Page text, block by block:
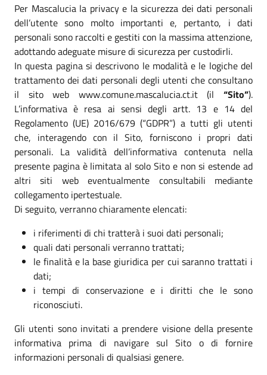
Per Mascalucia la privacy e la sicurezza dei dati personali
dell’utente sono molto importanti e, pertanto, i dati
personali sono raccolti e gestiti con la massima attenzione,
adottando adeguate misure di sicurezza per custodirli.
In questa pagina si descrivono le modalità e le logiche del
trattamento dei dati personali degli utenti che consultano
il sito web www.comune.mascalucia.ct.it (il “Sito”).
L’informativa è resa ai sensi degli artt. 13 e 14 del
Regolamento (UE) 2016/679 (“GDPR”) a tutti gli utenti
che, interagendo con il Sito, forniscono i propri dati
personali. La validità dell’informativa contenuta nella
presente pagina è limitata al solo Sito e non si estende ad
altri siti web eventualmente consultabili mediante
collegamento ipertestuale.
Di seguito, verranno chiaramente elencati:
i riferimenti di chi tratterà i suoi dati personali;
quali dati personali verranno trattati;
le finalità e la base giuridica per cui saranno trattati i
dati;
i tempi di conservazione e i diritti che le sono
riconosciuti.
Gli utenti sono invitati a prendere visione della presente
informativa prima di navigare sul Sito o di fornire
informazioni personali di qualsiasi genere.